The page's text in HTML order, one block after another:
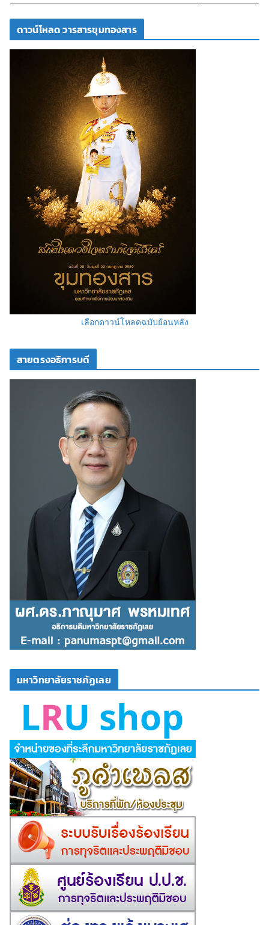
ดาวน์โหลด วารสารขุมทองสาร
เลือกดาวน์โหลดฉบับย้อนหลัง
สายตรงอธิการบดี
มหาวิทยาลัยราชภัฏเลย